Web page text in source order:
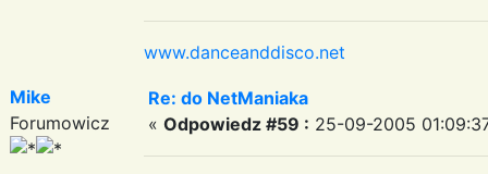
www.danceanddisco.net
Mike
Forumowicz
Re: do NetManiaka
« Odpowiedz #59 : 25-09-2005